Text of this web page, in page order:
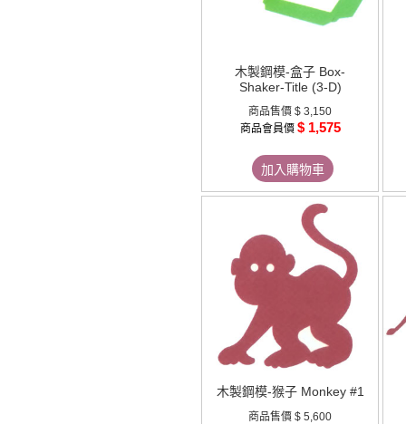
木製鋼模-盒子 Box-
Shaker-Title (3-D)
商品售價 $ 3,150
商品會員價 $ 1,575
加入購物車
木製鋼模-猴子 Monkey #1
商品售價 $ 5,600